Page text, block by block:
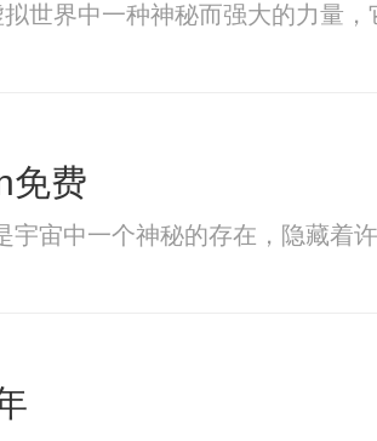
世界中一种神秘而强大的力量
免费
宇宙中一个神秘的存在，隐藏着